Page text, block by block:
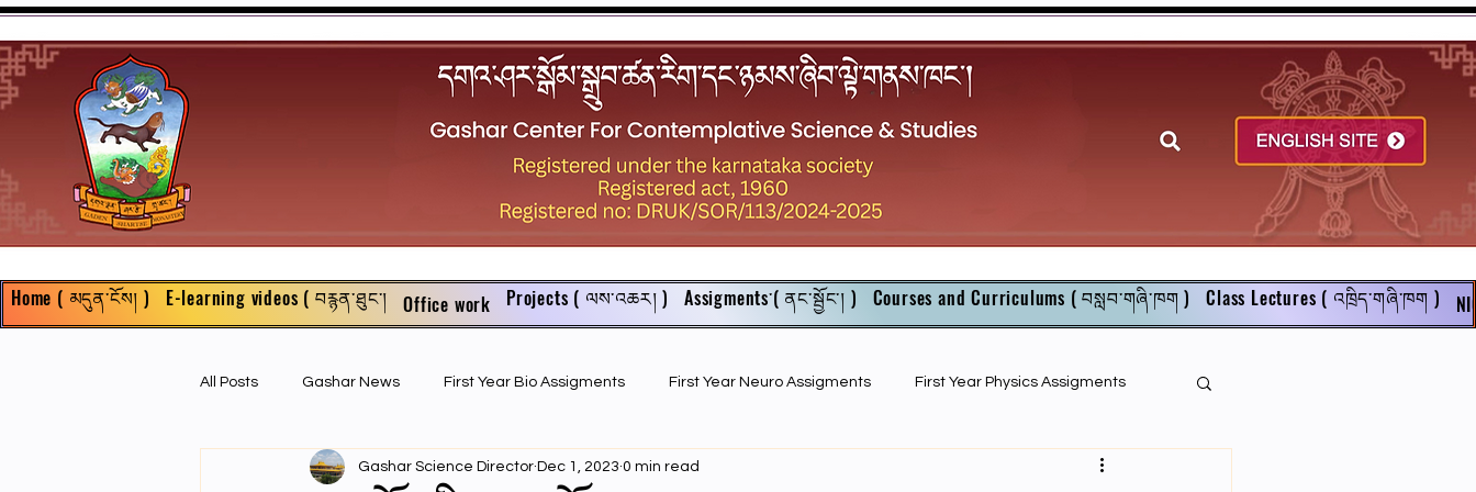
Home ( མདུན་ངོས། ) E-learning videos ( བརྙན་ཐུང་། Office work Projects ( ལས་འཆར། ) Assigments་( ནང་སྦྱོང་། ) Courses and Curriculums ( བསླབ་གཞི་ཁག ) Class Lectures ( འཁྲིད་གཞི་ཁག )
All Posts Gashar News First Year Bio Assigments First Year Neuro Assigments First Year Physics Assigments
First Year Philosophy Assigments First Year Bio PPTs NIOS Members English Books
Gashar Science Director Dec 1, 2023 0 min read